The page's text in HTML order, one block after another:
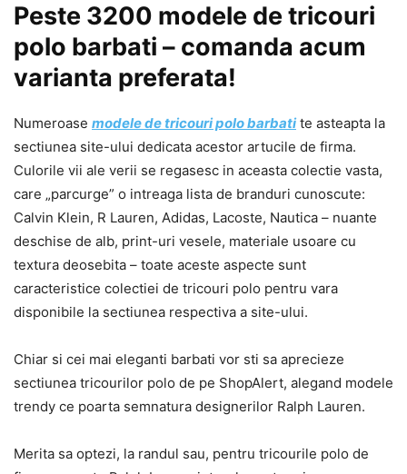
Peste 3200 modele de tricouri
polo barbati – comanda acum
varianta preferata!
Numeroase modele de tricouri polo barbatite asteapta la
sectiunea site-ului dedicata acestor artucile de firma.
Culorile vii ale verii se regasesc in aceasta colectie vasta,
care „parcurge” o intreaga lista de branduri cunoscute:
Calvin Klein, R Lauren, Adidas, Lacoste, Nautica – nuante
deschise de alb, print-uri vesele, materiale usoare cu
textura deosebita – toate aceste aspecte sunt
caracteristice colectiei de tricouri polo pentru vara
disponibile la sectiunea respectiva a site-ului.
Chiar si cei mai eleganti barbati vor sti sa aprecieze
sectiunea tricourilor polo de pe ShopAlert, alegand modele
trendy ce poarta semnatura designerilor Ralph Lauren.
Merita sa optezi, la randul sau, pentru tricourile polo de